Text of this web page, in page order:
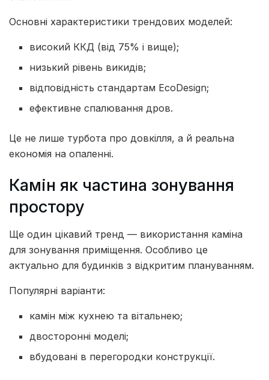
Основні характеристики трендових моделей:
високий ККД (від 75% і вище);
низький рівень викидів;
відповідність стандартам EcoDesign;
ефективне спалювання дров.
Це не лише турбота про довкілля, а й реальна
економія на опаленні.
Камін як частина зонування
простору
Ще один цікавий тренд — використання каміна
для зонування приміщення. Особливо це
актуально для будинків з відкритим плануванням.
Популярні варіанти:
камін між кухнею та вітальнею;
двосторонні моделі;
вбудовані в перегородки конструкції.